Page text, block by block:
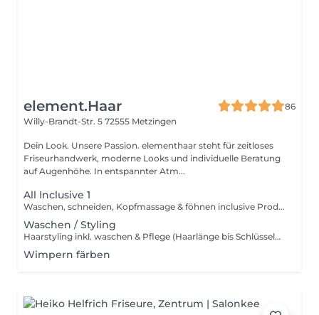
element.Haar
86
Willy-Brandt-Str. 5 72555 Metzingen
Dein Look. Unsere Passion. elementhaar steht für zeitloses
Friseurhandwerk, moderne Looks und individuelle Beratung
auf Augenhöhe. In entspannter Atm...
All Inclusive 1
Waschen, schneiden, Kopfmassage & föhnen inclusive Produktanwendung (Haarlängen bis Schlüsselbein Kurz/Mittel) (Haarlängen ab Schlüsselbein Lang)
Waschen / Styling
Haarstyling inkl. waschen & Pflege (Haarlänge bis Schlüsselbein Kurz/Mittel) (Haarlänge ab Schlüsselbein Lang)
Wimpern färben